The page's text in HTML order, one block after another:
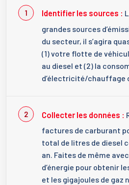
Identifier les sources :
grandes sources
du secteur, il s’agira
(1) votre flotte de
au diesel et (2) la
d’électricité/chauffage
Collecter les données :
factures de carburant
total de litres de diesel
an. Faites de même
d’énergie pour obtenir
et les gigajoules de gaz